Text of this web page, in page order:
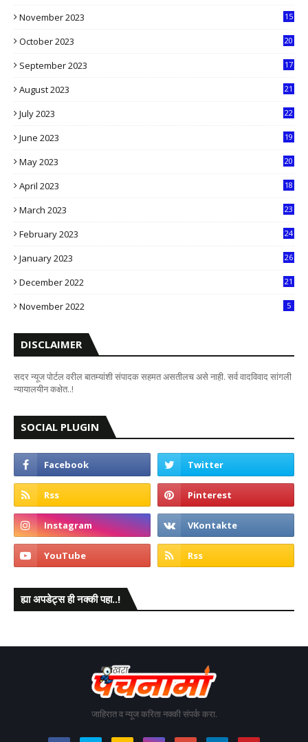
November 2023
15
October 2023
20
September 2023
17
August 2023
21
July 2023
22
June 2023
19
May 2023
20
April 2023
18
March 2023
23
February 2023
24
January 2023
26
December 2022
21
November 2022 5
DISCLAIMER
सदर न्यूज पोर्टल वरील बातम्यांशी संपादक सहमत असतीलच असे नाही. सर्व वादविवाद सांगली
न्यायालयीन कक्षेत..!
SOCIAL PLUGIN
ह्या अपडेट्स ही नक्की पहा..!
जाहिरात व न्यूज करिता नक्की संपर्क करा.